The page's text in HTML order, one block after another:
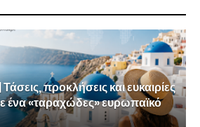
προκλήσεις και ευκαιρίες
ένα «ταραχώδες» ευρωπαϊκό